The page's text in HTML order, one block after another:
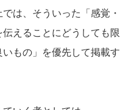
は、そういった「感覚・
えることにどうしても限
もの」を優先して掲載す